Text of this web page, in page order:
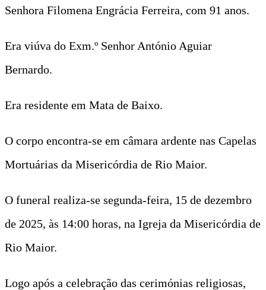
Senhora Filomena Engrácia Ferreira, com 91 anos.
Era viúva do Exm.º Senhor António Aguiar
Bernardo.
Era residente em Mata de Baixo.
O corpo encontra-se em câmara ardente nas Capelas
Mortuárias da Misericórdia de Rio Maior.
O funeral realiza-se segunda-feira, 15 de dezembro
de 2025, às 14:00 horas, na Igreja da Misericórdia de
Rio Maior.
Logo após a celebração das cerimónias religiosas,